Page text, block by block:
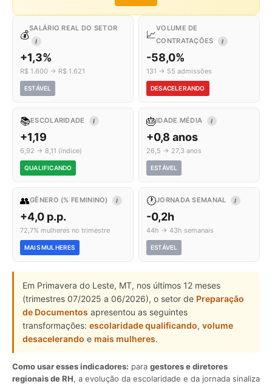
💰
SALÁRIO REAL DO SETOR
I
+1,3%
R$ 1.600 → R$ 1.621
ESTÁVEL
📈
VOLUME DE
CONTRATAÇÕES
I
-58,0%
131 → 55 admissões
DESACELERANDO
📚ESCOLARIDADE I
+1,19
6,92 → 8,11 (índice)
QUALIFICANDO
🎂IDADE MÉDIA I
+0,8 anos
26,5 → 27,3 anos
ESTÁVEL
👥GÊNERO (% FEMININO) I
+4,0 p.p.
72,7% mulheres no trimestre
MAIS MULHERES
🕐JORNADA SEMANAL I
-0,2h
44h → 43h semanais
ESTÁVEL
Em Primavera do Leste, MT, nos últimos 12 meses
(trimestres 07/2025 a 06/2026), o setor de Preparação
de Documentos apresentou as seguintes
transformações: escolaridade qualificando, volume
desacelerando e mais mulheres.
Como usar esses indicadores: para gestores e diretores
regionais de RH, a evolução da escolaridade e da jornada sinaliza